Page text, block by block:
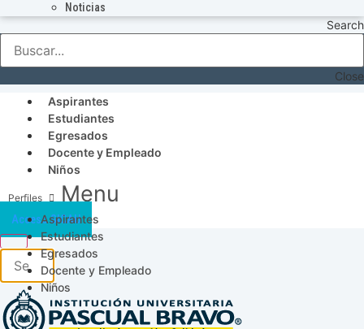
Noticias
Search
Close
Aspirantes
Estudiantes
Egresados
Docente y Empleado
Niños
Menu
Aspirantes
Estudiantes
Egresados
Docente y Empleado
Niños
Acceso SICAU